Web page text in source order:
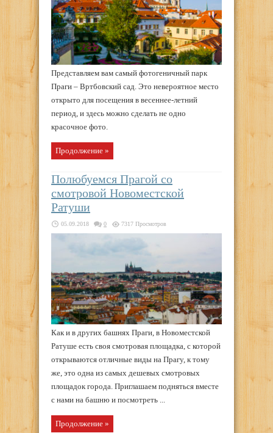
Представляем вам самый фотогеничный парк
Праги – Вртбовский сад. Это невероятное место
открыто для посещения в весеннее-летний
период, и здесь можно сделать не одно
красочное фото.
Продолжение »
Полюбуемся Прагой со
смотровой Новоместской
Ратуши
05.09.2018 0 7317 Просмотров
Как и в других башнях Праги, в Новоместской
Ратуше есть своя смотровая площадка, с которой
открываются отличные виды на Прагу, к тому
же, это одна из самых дешевых смотровых
площадок города. Приглашаем подняться вместе
с нами на башню и посмотреть ...
Продолжение »